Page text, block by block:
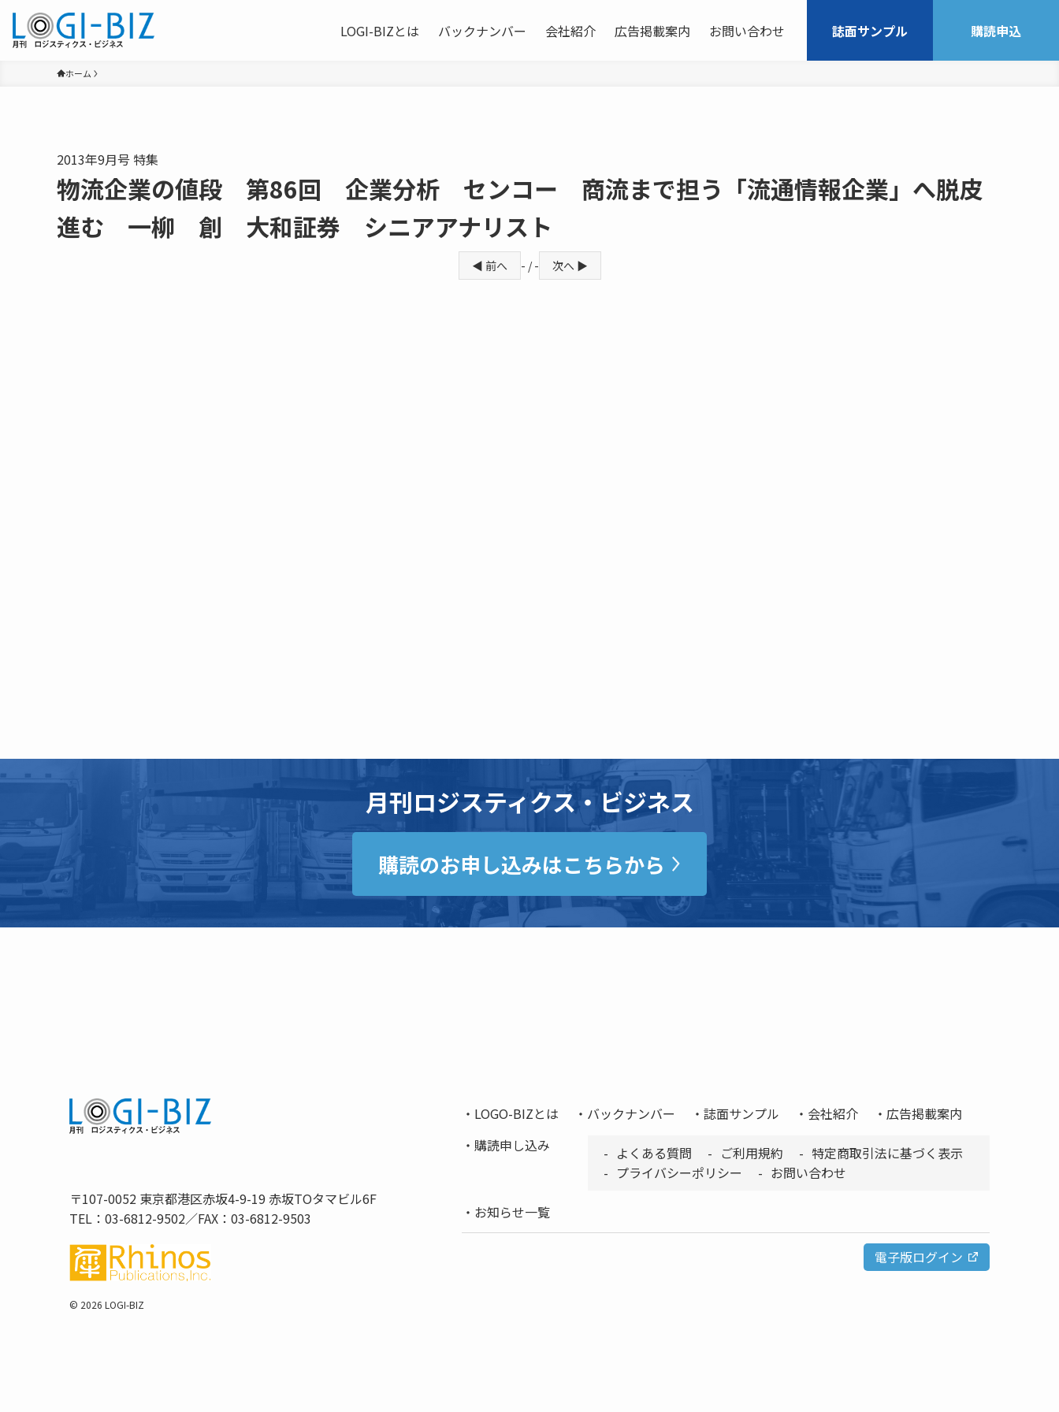
LOGI-BIZとは バックナンバー 会社紹介 広告掲載案内 お問い合わせ 誌面サンプル 購読申込
ホーム
2013年9月号 特集
物流企業の値段 第86回 企業分析 センコー 商流まで担う「流通情報企業」へ脱皮
進む 一柳 創 大和証券 シニアアナリスト
◀ 前へ - / - 次へ ▶
月刊ロジスティクス・ビジネス
購読のお申し込みはこちらから
〒107-0052 東京都港区赤坂4-9-19 赤坂TOタマビル6F
TEL：03-6812-9502／FAX：03-6812-9503
© 2026 LOGI-BIZ
LOGO-BIZとは バックナンバー 誌面サンプル 会社紹介
広告掲載案内
購読申し込み
よくある質問 ご利用規約
特定商取引法に基づく表示
プライバシーポリシー
お問い合わせ
お知らせ一覧
電子版ログイン